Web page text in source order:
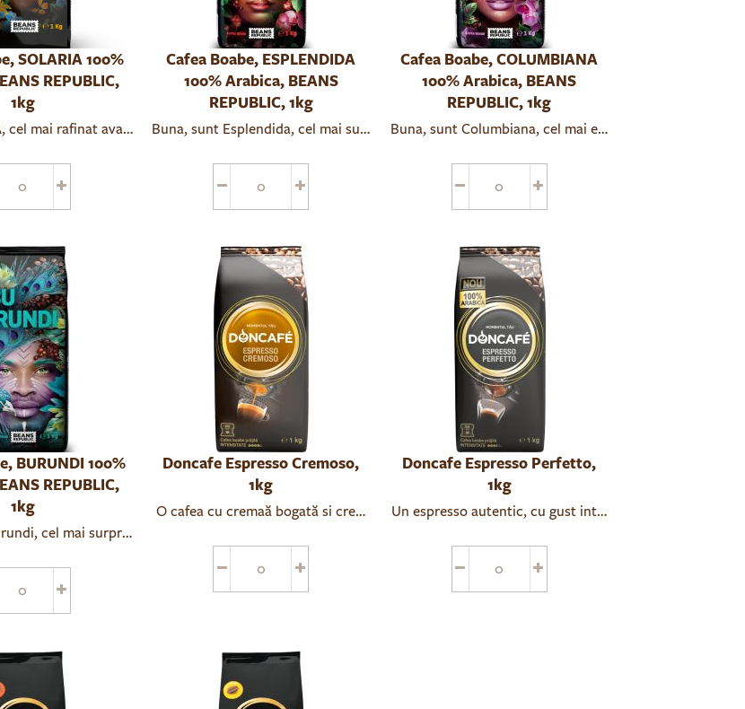
SOLARIA 100%
REPUBLIC,
1kg
cel mai rafinat avatar Beans Republic!
ziua acasa sau ai nevoie de un plus de energie la birou, SOLARIA iti ofera echilibrul perfect intre intensitate si
Cafea Boabe, ESPLENDIDA
100% Arabica, BEANS
REPUBLIC, 1kg
Cafea Boabe, COLUMBIANA
100% Arabica, BEANS
REPUBLIC, 1kg
BURUNDI 100%
REPUBLIC,
1kg
Doncafe Espresso Cremoso,
1kg
O cafea cu cremaă bogată si cremoasă, aciditate scăzută și corp intens.
Doncafe Espresso Perfetto,
1kg
Un espresso autentic, cu gust intens, obținut din soiuri